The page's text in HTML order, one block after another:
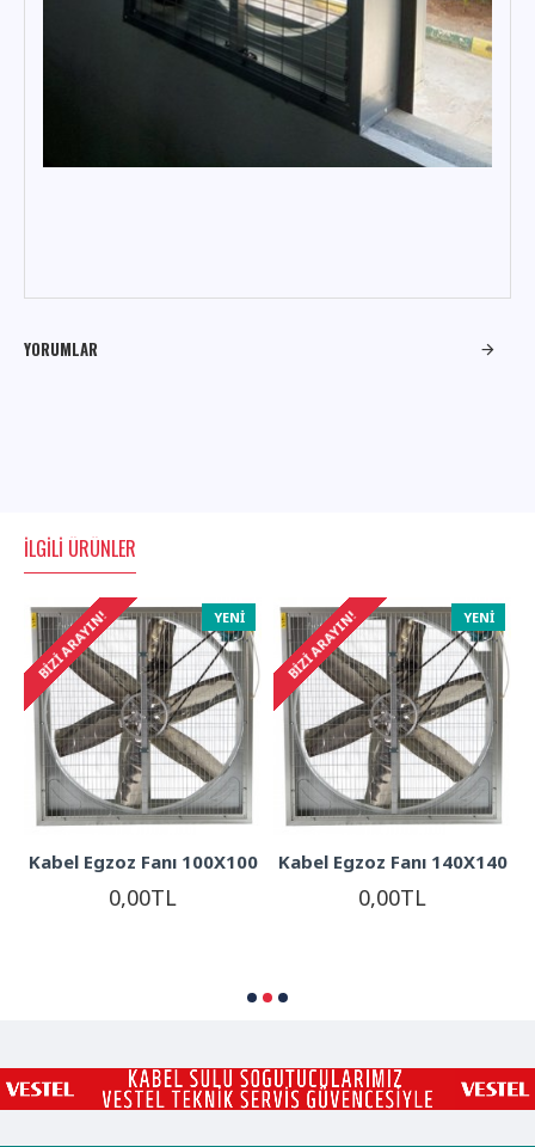
YORUMLAR
İLGILI ÜRÜNLER
YENI
BIZI ARAYIN!
Kabel Egzoz Fanı 100X100
0,00TL
YENI
BIZI ARAYIN!
Kabel Egzoz Fanı 140X140
0,00TL